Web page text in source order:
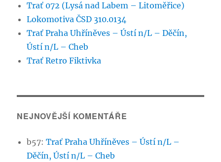
Trať 072 (Lysá nad Labem – Litoměřice)
Lokomotiva ČSD 310.0134
Trať Praha Uhříněves – Ústí n/L – Děčín,
Ústí n/L – Cheb
Trať Retro Fiktivka
NEJNOVĚJŠÍ KOMENTÁŘE
b57:Trať Praha Uhříněves – Ústí n/L –
Děčín, Ústí n/L – Cheb